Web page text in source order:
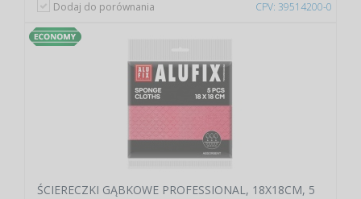
CPV: 39514200-0
Dodaj do porównania
ŚCIERECZKI GĄBKOWE PROFESSIONAL, 18X18CM, 5